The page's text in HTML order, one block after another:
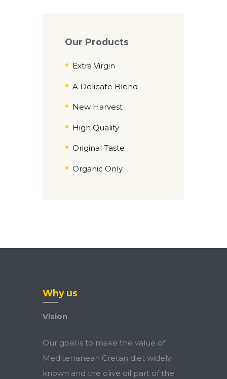
Our Products
Extra Virgin
A Delicate Blend
New Harvest
High Quality
Original Taste
Organic Only
Why us
Vision
Our goal is to make the value of
Mediterranean Cretan diet widely
known and the olive oil part of the